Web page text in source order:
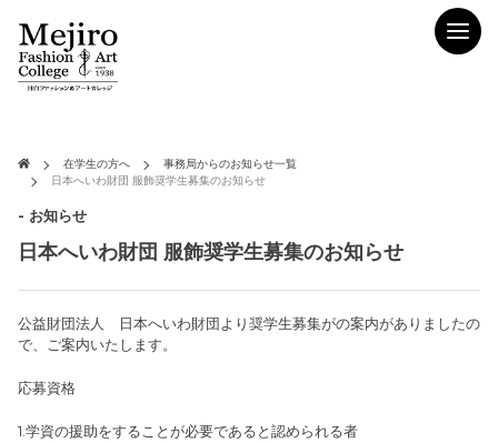
在学生の方へ
事務局からのお知らせ一覧
日本へいわ財団 服飾奨学生募集のお知らせ
- お知らせ
日本へいわ財団 服飾奨学生募集のお知らせ
公益財団法人 日本へいわ財団より奨学生募集がの案内がありましたの
で、ご案内いたします。
応募資格
1.学資の援助をすることが必要であると認められる者